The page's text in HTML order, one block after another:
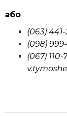
або
(063)
(098)
(067) 110-